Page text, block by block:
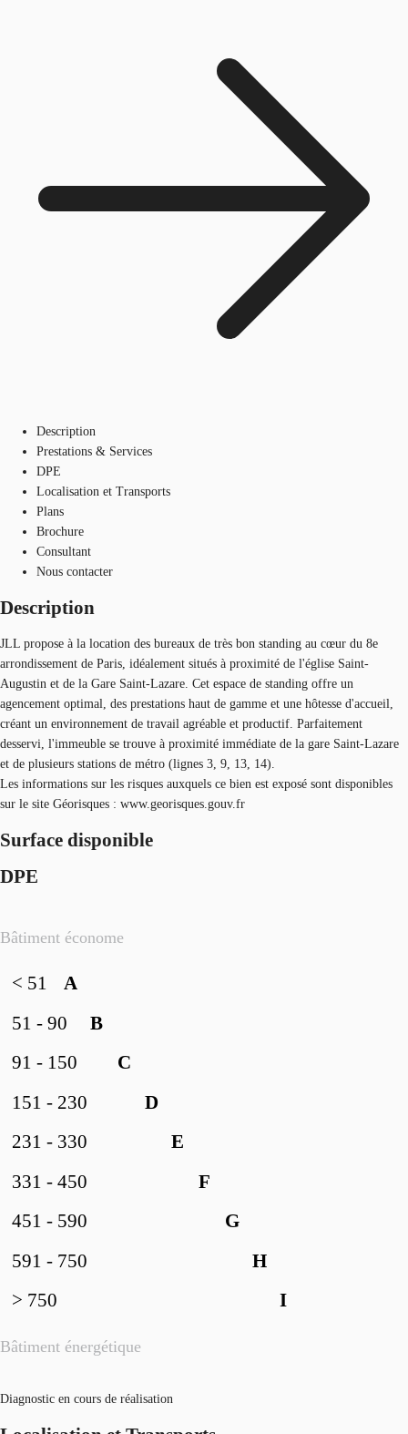
Description
Prestations & Services
DPE
Localisation et Transports
Plans
Brochure
Consultant
Nous contacter
Description
JLL propose à la location des bureaux de très bon standing au cœur du 8e
arrondissement de Paris, idéalement situés à proximité de l'église Saint-
Augustin et de la Gare Saint-Lazare. Cet espace de standing offre un
agencement optimal, des prestations haut de gamme et une hôtesse d'accueil,
créant un environnement de travail agréable et productif. Parfaitement
desservi, l'immeuble se trouve à proximité immédiate de la gare Saint-Lazare
et de plusieurs stations de métro (lignes 3, 9, 13, 14).
Les informations sur les risques auxquels ce bien est exposé sont disponibles
sur le site Géorisques : www.georisques.gouv.fr
Surface disponible
DPE
Bâtiment économe
Bâtiment énergétique
A
< 51
B
51 - 90
C
91 - 150
D
151 - 230
E
231 - 330
F
331 - 450
G
451 - 590
H
591 - 750
I
> 750
Diagnostic en cours de réalisation